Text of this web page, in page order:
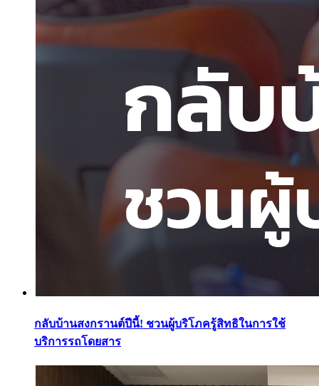
กลับบ้านสงกรานต์ปีนี้! ชวนผู้บริโภครู้สิทธิในการใช้
บริการรถโดยสาร